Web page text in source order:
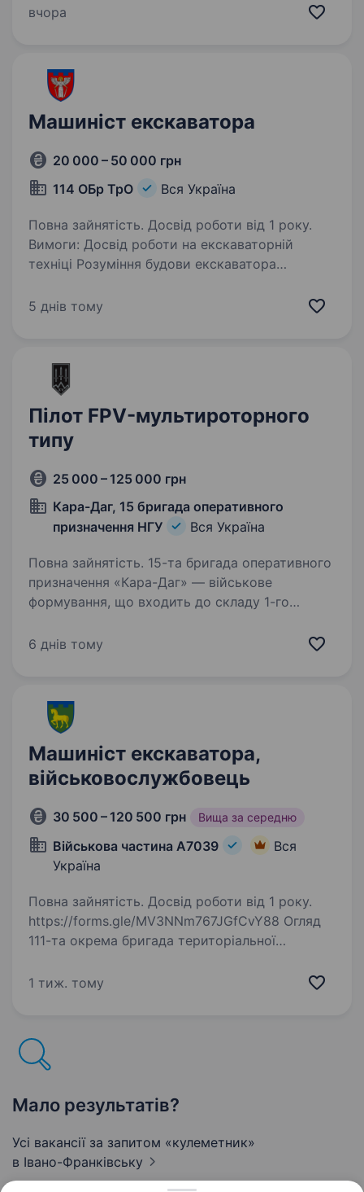
пройшла бойове загартування на різних
вчора
Машиніст екскаватора
20 000 – 50 000 грн
114 ОБр ТрО
Вся Україна
Повна зайнятість. Досвід роботи від 1 року.
Вимоги: Досвід роботи на екскаваторній
техніці Розуміння будови екскаватора
(при необхідності) Наявність різних
5 днів тому
Пілот FPV-мультироторного
типу
25 000 – 125 000 грн
Кара-Даг, 15 бригада оперативного
призначення НГУ
Вся Україна
Повна зайнятість. 15-та бригада оперативного
призначення «Кара-Даг» — військове
формування, що входить до складу 1-го
Бригада шукає фахівців в батальйони та інші
6 днів тому
Машиніст екскаватора,
військовослужбовець
30 500 – 120 500 грн Вища за середню
Військова частина А7039
Вся
Україна
Повна зайнятість. Досвід роботи від 1 року.
https://forms.gle/MV3NNm767JGfCvY88 Огляд
111-та окрема бригада територіальної
оборони України. Обов’язки ремонт, технічне
1 тиж. тому
Мало результатів?
Усі вакансії за запитом «кулеметник»
в Івано-Франківську